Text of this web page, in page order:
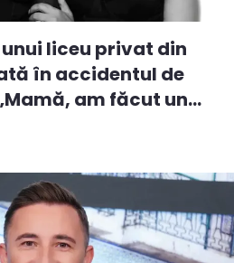
liceu privat din
în accidentul de
am făcut un